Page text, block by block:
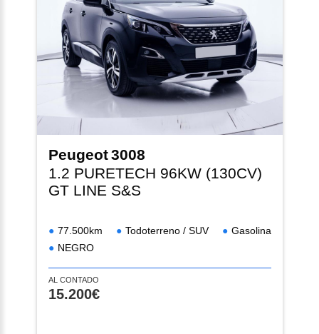
Peugeot3008
1.2 PURETECH 96KW (130CV)
GT LINE S&S
77.500km Todoterreno / SUV
Gasolina
NEGRO
AL CONTADO
15.200€